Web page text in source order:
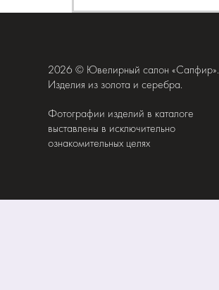
2026 © Ювелирный салон «Сапфир».
Изделия из золота и серебра.
Фотографии изделий в каталоге
выставлены в исключительно
ознакомительных целях